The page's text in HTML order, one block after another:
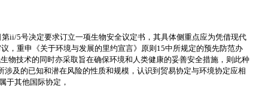
ii/5号决定要求订立一项生物安全议定书，其具体侧重点应为凭借现代
，重申《关于环境与发展的里约宣言》原则15中所规定的预先防范办
物技术的同时亦采取旨在确保环境和人类健康的妥善安全措施，则此种
及的已知和潜在风险的性质和规模，认识到贸易协定与环境协定应相
于其他国际协定，